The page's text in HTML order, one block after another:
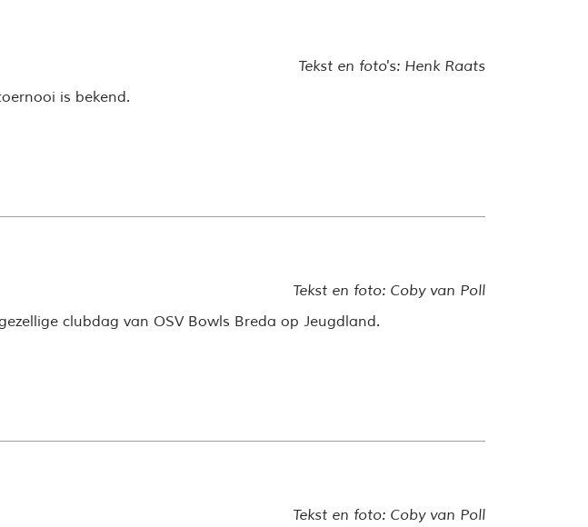
Tekst en foto's: Henk Raats
is bekend.
Tekst en foto: Coby van Poll
clubdag van OSV Bowls Breda op Jeugdland.
Tekst en foto: Coby van Poll